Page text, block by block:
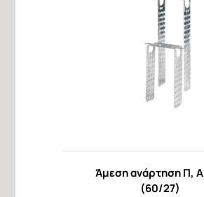
Άμεση ανάρτηση Π,
(60/27)